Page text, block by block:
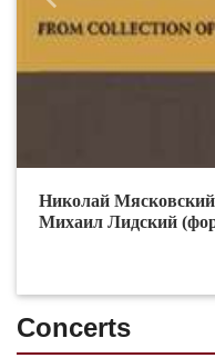
Николай
Михаил Лидский
Назад
Concerts